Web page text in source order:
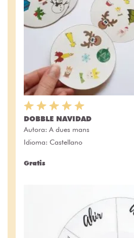
DOBBLE NAVIDAD
Autora: A dues mans
Idioma: Castellano
Gratis